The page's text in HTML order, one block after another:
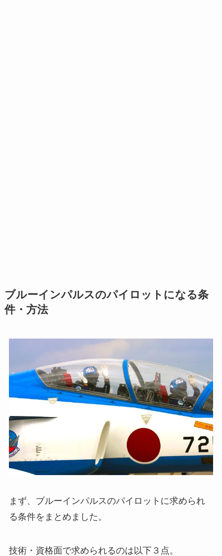
ブルーインパルスのパイロットになる条
件・方法
まず、ブルーインパルスのパイロットに求められ
る条件をまとめました。
技術・資格面で求められるのは以下３点。